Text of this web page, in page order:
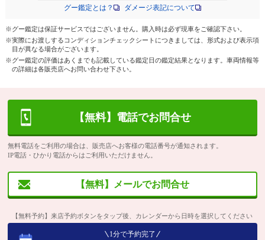
グー鑑定とは？ ダメージ表記について
※グー鑑定は保証サービスではございません。購入時は必ず現車をご確認下さい。
※実際にお渡しするコンディションチェックシートにつきましては、形式および表示項
目が異なる場合がございます。
※グー鑑定の評価はあくまでも記載している鑑定日の鑑定結果となります。車両情報等
の詳細は各販売店へお問い合わせ下さい。
【無料】電話でお問合せ
無料電話をご利用の場合は、販売店へお客様の電話番号が通知されます。
IP電話・ひかり電話からはご利用いただけません。
【無料】メールでお問合せ
【無料予約】来店予約ボタンをタップ後、カレンダーから日時を選択してください
1分で予約完了